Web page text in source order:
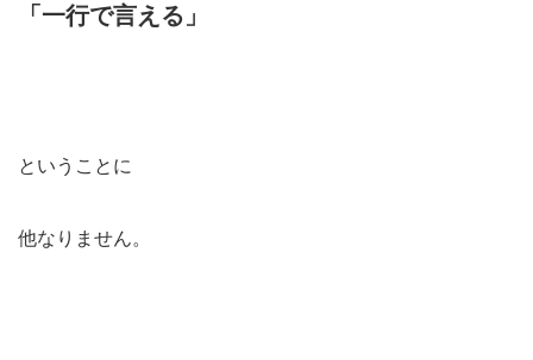
「一行で言える」
ということに
他なりません。